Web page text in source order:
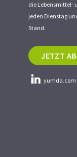
die Lebensmittel-
jeden Dienstag
Stand.
JETZT
yumda.com